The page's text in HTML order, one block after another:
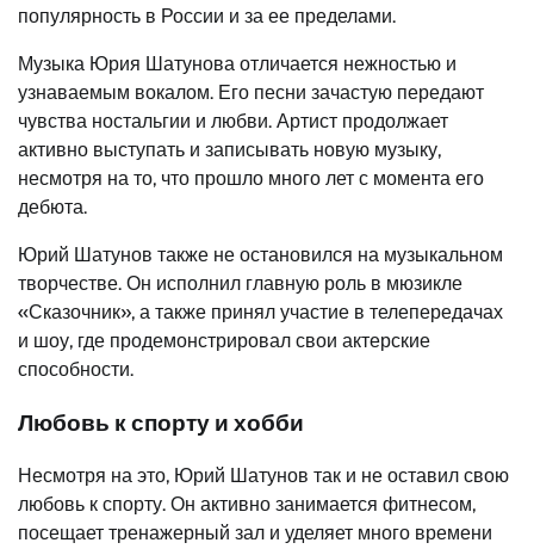
популярность в России и за ее пределами.
Музыка Юрия Шатунова отличается нежностью и
узнаваемым вокалом. Его песни зачастую передают
чувства ностальгии и любви. Артист продолжает
активно выступать и записывать новую музыку,
несмотря на то, что прошло много лет с момента его
дебюта.
Юрий Шатунов также не остановился на музыкальном
творчестве. Он исполнил главную роль в мюзикле
«Сказочник», а также принял участие в телепередачах
и шоу, где продемонстрировал свои актерские
способности.
Любовь к спорту и хобби
Несмотря на это, Юрий Шатунов так и не оставил свою
любовь к спорту. Он активно занимается фитнесом,
посещает тренажерный зал и уделяет много времени